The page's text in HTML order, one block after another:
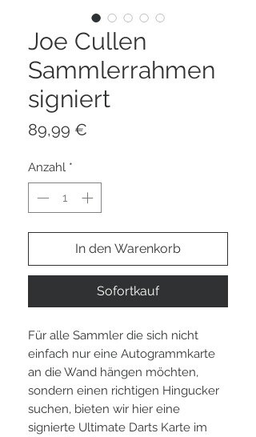
Joe Cullen
Sammlerrahmen
signiert
89,99 €
Anzahl *
In den Warenkorb
Sofortkauf
Für alle Sammler die sich nicht
einfach nur eine Autogrammkarte
an die Wand hängen möchten,
sondern einen richtigen Hingucker
suchen, bieten wir hier eine
signierte Ultimate Darts Karte im